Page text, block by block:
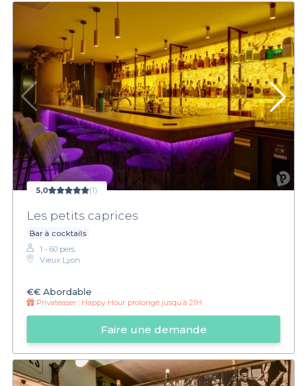
5,0 (1)
Les petits caprices
Bar à cocktails
1 - 60 pers.
Vieux Lyon
€€ Abordable
Privateaser : Happy Hour prolongé jusqu’à 21H
Faire une demande